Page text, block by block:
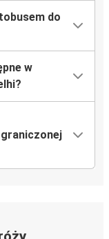
do
w